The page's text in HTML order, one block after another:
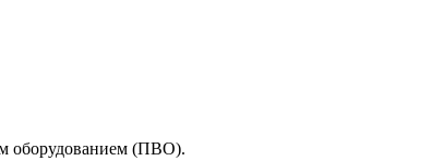
оборудованием (ПВО).